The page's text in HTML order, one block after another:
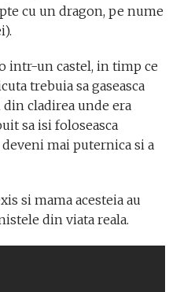
cu un dragon, pe nume
intr-un castel, in timp ce
trebuia sa gaseasca
cladirea unde era
sa isi foloseasca
mai puternica si a
si mama acesteia au
din viata reala.